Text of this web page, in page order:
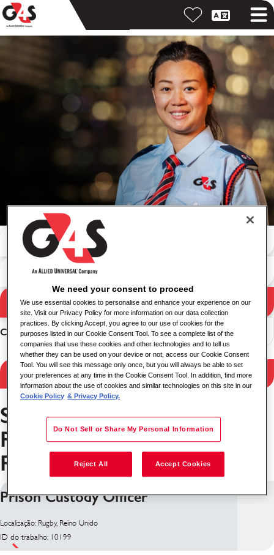
Resultados da pesquisa
Pesquisar por palavra-chave
Pesquisar por local
Pesquisa
Classificar
Filter Results
Serviços de Cuidados e
Reabilitação Empregos em
Rugby
Prison Custody Officer
Localização: Rugby, Reino Unido
ID do trabalho: 10199
We need your consent to proceed
We use essential cookies to personalise and enhance your experience on our
site. Visit our Privacy Policy for more information on our data collection
practices. By clicking Accept, you agree to our use of cookies for the
purposes listed in our Cookie Consent Tool. To see a complete list of the
companies that use these cookies and other technologies and to tell us
whether they can be used on your device or not, access our Cookie Consent
Tool. You will see this message only once, but you will always be able to set
your preferences at any time in the Cookie Consent Tool. In addition, find more
information about the use of cookies and similar technologies on this site in our
Cookie Policy & Privacy Policy.
Do Not Sell or Share My Personal Information
Reject All Accept Cookies